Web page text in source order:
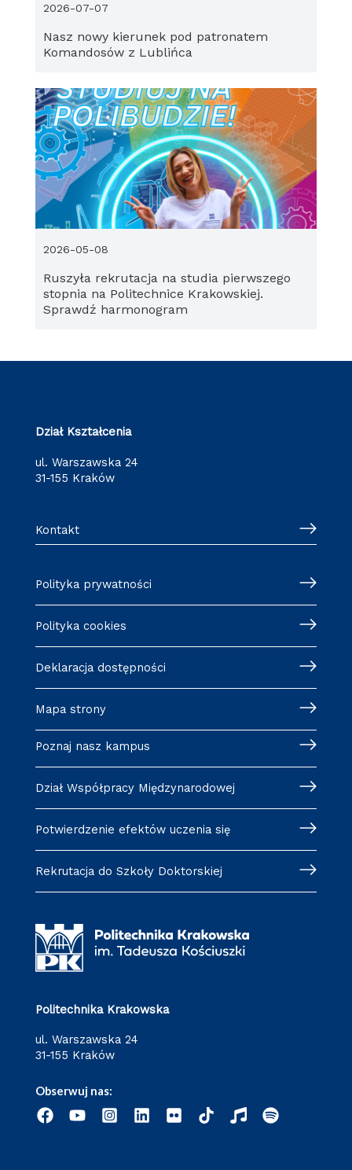
Nasz nowy kierunek pod patronatem
Komandosów z Lublińca
2026-07-07
Ruszyła rekrutacja na studia pierwszego
stopnia na Politechnice Krakowskiej.
Sprawdź harmonogram
2026-05-08
Dział Kształcenia
ul. Warszawska 24
31-155 Kraków
Kontakt
Polityka prywatności
Polityka cookies
Deklaracja dostępności
Mapa strony
Poznaj nasz kampus
Dział Współpracy Międzynarodowej
Potwierdzenie efektów uczenia się
Rekrutacja do Szkoły Doktorskiej
Politechnika Krakowska
ul. Warszawska 24
31-155 Kraków
Obserwuj nas: